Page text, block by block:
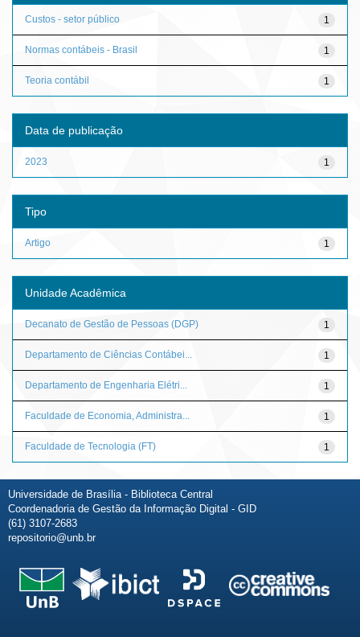
1
Custos - setor público
1
Normas contábeis - Brasil
1
Teoria contábil
Data de publicação
1
2023
Tipo
1
Artigo
Unidade Acadêmica
1
Decanato de Gestão de Pessoas (DGP)
1
Departamento de Ciências Contábei...
1
Departamento de Engenharia Elétri...
1
Faculdade de Economia, Administra...
1
Faculdade de Tecnologia (FT)
Universidade de Brasília - Biblioteca Central
Coordenadoria de Gestão da Informação Digital - GID
(61) 3107-2683
repositorio@unb.br